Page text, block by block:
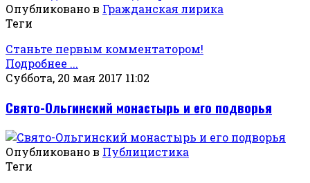
Опубликовано в Гражданская лирика
Теги
Станьте первым комментатором!
Подробнее ...
Суббота, 20 мая 2017 11:02
Свято-Ольгинский монастырь и его подворья
Опубликовано в Публицистика
Теги